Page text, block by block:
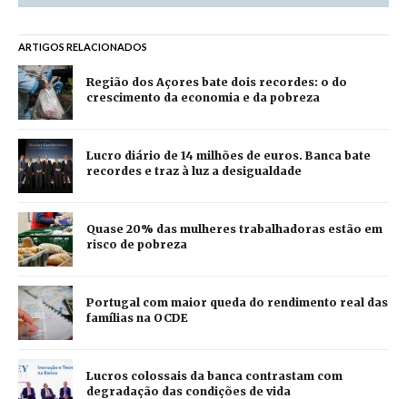
ARTIGOS RELACIONADOS
Região dos Açores bate dois recordes: o do
crescimento da economia e da pobreza
Lucro diário de 14 milhões de euros. Banca bate
recordes e traz à luz a desigualdade
Quase 20% das mulheres trabalhadoras estão em
risco de pobreza
Portugal com maior queda do rendimento real das
famílias na OCDE
Lucros colossais da banca contrastam com
degradação das condições de vida